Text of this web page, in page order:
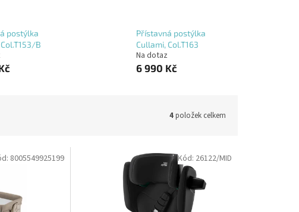
postýlka
B
Přístavná postýlka
Cullami, Col.T163
Na dotaz
6 990 Kč
4položek celkem
8005549925199 Kód: 26122/MID